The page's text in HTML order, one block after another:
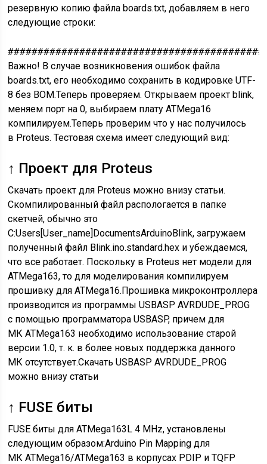
резервную копию файла boards.txt, добавляем в него
следующие строки:
Важно! В случае возникновения ошибок файла
boards.txt, его необходимо сохранить в кодировке UTF-
8 без BOM.Теперь проверяем. Открываем проект blink,
меняем порт на 0, выбираем плату ATMega16
компилируем.Теперь проверим что у нас получилось
в Proteus. Тестовая схема имеет следующий вид:
↑ Проект для Proteus
Скачать проект для Proteus можно внизу статьи.
Скомпилированный файл распологается в папке
скетчей, обычно это
C:Users[User_name]DocumentsArduinoBlink, загружаем
полученный файл Blink.ino.standard.hex и убеждаемся,
что все работает. Поскольку в Proteus нет модели для
ATMega163, то для моделирования компилируем
прошивку для ATMega16.Прошивка микроконтроллера
производится из программы USBASP AVRDUDE_PROG
с помощью программатора USBASP, причем для
МК ATMega163 необходимо использование старой
версии 1.0, т. к. в более новых поддержка данного
МК отсутствует.Скачать USBASP AVRDUDE_PROG
можно внизу статьи
↑ FUSE биты
FUSE биты для ATMega163L 4 MHz, установлены
следующим образом:Arduino Pin Mapping для
МК ATMega16/ATMega163 в корпусах PDIP и TQFP